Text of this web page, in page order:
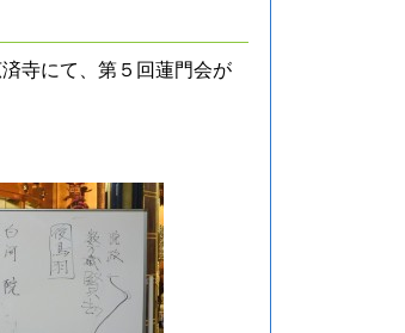
寺にて、第５回蓮門会が